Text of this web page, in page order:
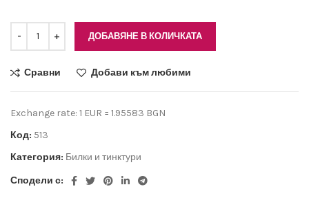
ДОБАВЯНЕ В КОЛИЧКАТА
Сравни Добави към любими
Exchange rate: 1 EUR = 1.95583 BGN
Код: 513
Категория: Билки и тинктури
Сподели с: